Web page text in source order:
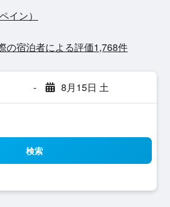
イン​）​
の宿泊者による評価1,768​件
- 8月15日 土
検索